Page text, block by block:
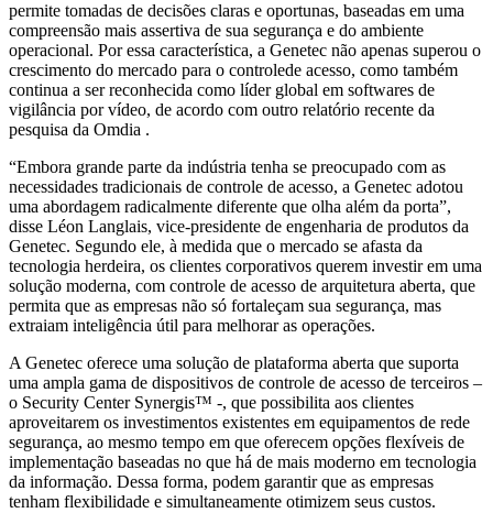
permite tomadas de decisões claras e oportunas, baseadas em uma
compreensão mais assertiva de sua segurança e do ambiente
operacional. Por essa característica, a Genetec não apenas superou o
crescimento do mercado para o controlede acesso, como também
continua a ser reconhecida como líder global em softwares de
vigilância por vídeo, de acordo com outro relatório recente da
pesquisa da Omdia .
“Embora grande parte da indústria tenha se preocupado com as
necessidades tradicionais de controle de acesso, a Genetec adotou
uma abordagem radicalmente diferente que olha além da porta”,
disse Léon Langlais, vice-presidente de engenharia de produtos da
Genetec. Segundo ele, à medida que o mercado se afasta da
tecnologia herdeira, os clientes corporativos querem investir em uma
solução moderna, com controle de acesso de arquitetura aberta, que
permita que as empresas não só fortaleçam sua segurança, mas
extraiam inteligência útil para melhorar as operações.
A Genetec oferece uma solução de plataforma aberta que suporta
uma ampla gama de dispositivos de controle de acesso de terceiros –
o Security Center Synergis™ -, que possibilita aos clientes
aproveitarem os investimentos existentes em equipamentos de rede
segurança, ao mesmo tempo em que oferecem opções flexíveis de
implementação baseadas no que há de mais moderno em tecnologia
da informação. Dessa forma, podem garantir que as empresas
tenham flexibilidade e simultaneamente otimizem seus custos.